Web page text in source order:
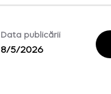
Data publicării
8/5/2026